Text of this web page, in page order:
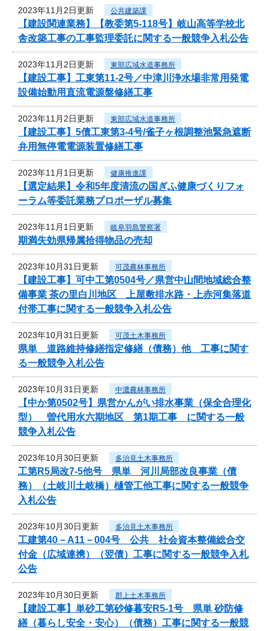
2023年11月2日更新 公共建築課
【建設関連業務】【教委第5-118号】岐山高等学校北
舎改築工事の工事監理委託に関する一般競争入札公告
2023年11月2日更新 東部広域水道事務所
【建設工事】工東第11-2号／中津川浄水場非常用発電
設備始動用直流電源盤修繕工事
2023年11月2日更新 東部広域水道事務所
【建設工事】5債工東第3-4号/雀子ヶ根調整池緊急遮断
弁用無停電電源装置修繕工事
2023年11月1日更新 健康推進課
【選定結果】令和5年度清流の国ぎふ健康づくりフォ
ーラム等委託業務プロポーザル募集
2023年11月1日更新 岐阜羽島警察署
期満失効県帰属拾得物品の売却
2023年10月31日更新 可茂農林事務所
【建設工事】可中工第0504号／県営中山間地域総合整
備事業 茶の里白川地区 上屋敷排水路・上赤河集落道
付帯工事に関する一般競争入札公告
2023年10月31日更新 可茂土木事務所
県単 道路維持修繕指定修繕（債務）他 工事に関す
る一般競争入札公告
2023年10月31日更新 中濃農林事務所
【中か第0502号】県営かんがい排水事業（保全合理化
型） 曽代用水六期地区 第1期工事 に関する一般
競争入札公告
2023年10月30日更新 多治見土木事務所
工第R5局改7-5他号 県単 河川局部改良事業（債
務）（土岐川土岐橋）樋管工他工事に関する一般競争
入札公告
2023年10月30日更新 多治見土木事務所
工建第40－A11－004号 公共 社会資本整備総合交
付金（広域連携）（翌債）工事に関する一般競争入札
公告
2023年10月30日更新 郡上土木事務所
【建設工事】単砂工第砂修暮安R5-1号 県単 砂防修
繕（暮らし安全・安心）（債務）工事に関する一般競